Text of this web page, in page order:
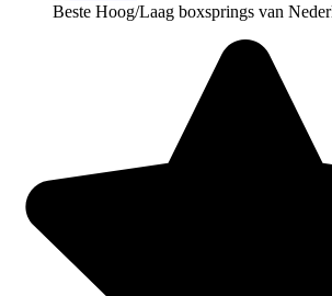
Beste Hoog/Laag boxsprings van